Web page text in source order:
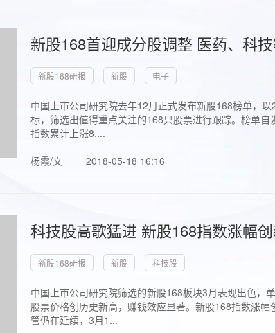
新股168首迎成分股调整 医药、科
新股168研报 新股 电子
中国上市公司研究院去年12月正式发布新股168榜单，
标，筛选出值得重点关注的168只股票进行跟踪。榜单
指数累计上涨8....
杨霞/文
2018-05-18 16:16
科技股高歌猛进 新股168指数涨幅
新股168研报 新股 科技股
中国上市公司研究院筛选的新股168板块3月表现出色，
股票价格创历史新高，赚钱效应显著。新股168指数涨
管仍在延续，3月1...